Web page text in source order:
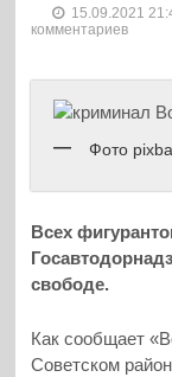
15.09.2021
комментариев
Фото
Всех
свободе.
Как сообщает
Советском